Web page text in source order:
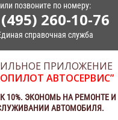
или позвоните по номеру:
260-10-76
справочная служба
ПРИЛОЖЕНИЕ
АВТОСЕРВИС”
10%. ЭКОНОМЬ НА РЕМОНТЕ И
АВТОМОБИЛЯ.